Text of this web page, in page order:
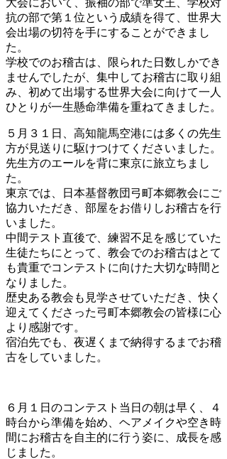
抗の部で第１位という成績を得て、世界大
会出場の切符を手にすることができまし
た。
学校でのお稽古は、限られた日数しかでき
ませんでしたが、集中してお稽古に取り組
み、初めて出場する世界大会に向けて一人
ひとりが一生懸命準備を重ねてきました。
５月３１日、高知龍馬空港には多くの先生
方が見送りに駆けつけてくださいました。
先生方のエールを背に東京に旅立ちまし
た。
東京では、日本基督教団弓町本郷教会にご
協力いただき、部屋をお借りしお稽古を行
いました。
中間テスト直後で、練習不足を感じていた
生徒たちにとって、教会でのお稽古はとて
も貴重でコンテストに向けた大切な時間と
なりました。
歴史ある教会も見学させていただき、快く
迎えてくださった弓町本郷教会の皆様に心
より感謝です。
宿泊先でも、夜遅くまで納得するまでお稽
古をしていました。
６月１日のコンテスト当日の朝は早く、４
時台から準備を始め、ヘアメイクや空き時
間にお稽古を自主的に行う姿に、成長を感
じました。